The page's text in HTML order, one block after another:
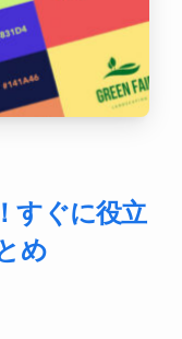
すぐに役立
め